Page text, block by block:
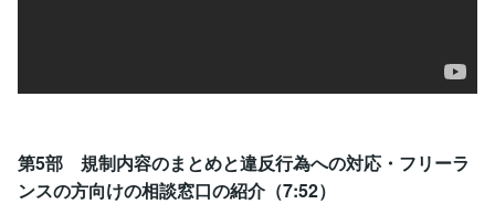
第5部 規制内容のまとめと違反行為への対応・フリーラ
ンスの方向けの相談窓口の紹介（7:52）